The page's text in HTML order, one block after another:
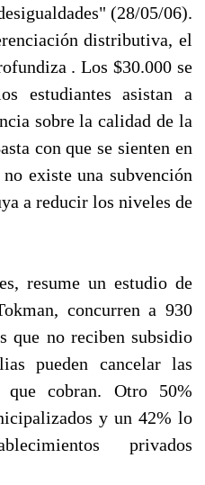
(28/05/06).
distributiva, el
. Los $30.000 se
estudiantes asistan a
sobre la calidad de la
con que se sienten en
existe una subvención
a reducir los niveles de
resume un estudio de
concurren a 930
que no reciben subsidio
pueden cancelar las
que cobran. Otro 50%
y un 42% lo
privados